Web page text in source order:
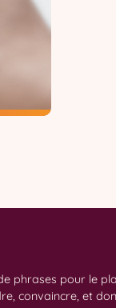
phrases pour le
convaincre, et